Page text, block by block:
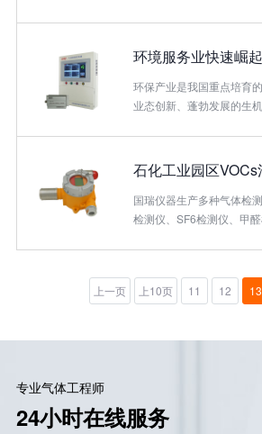
放量为2404万吨），“十二
些VOCs的光化学活性主要
基自由基反应速率常数值
MIR。除了光化学活性外
有害特性;少数VOCs具有
为我国大气环境污染治理
环保产业是我国重点培育
业态创新、蓬勃发展的生
济转型升级新蓝海，万亿
业发展现状环境服务业在
纪90年代，我国环境服务
时期，其从业领域、从业
期以来，行业增长速度明
产业结...
国瑞仪器生产多种气体检
检测仪、SF6检测仪、甲醛
上一页 上10页 11 12 13
专业气体工程师
24小时在线服务